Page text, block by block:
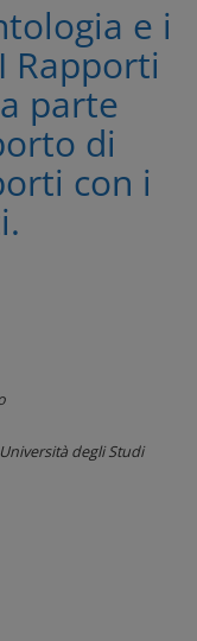
e i
Rapporti
parte
di
con i
degli Studi